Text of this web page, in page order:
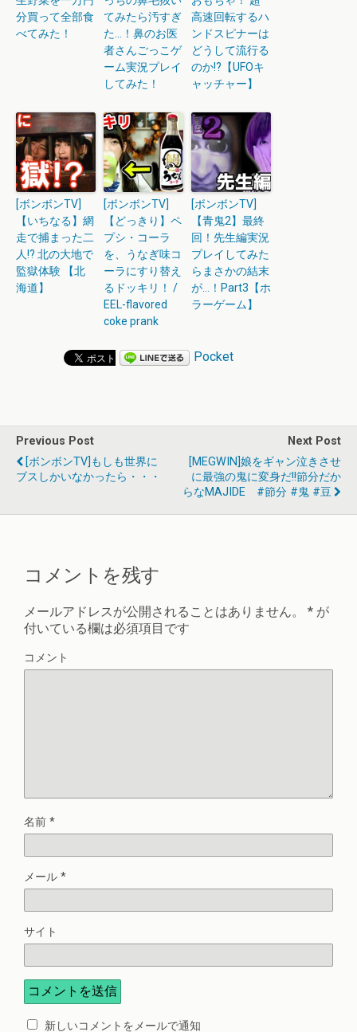
分買って全部食
べてみた！
てみたら汚すぎ
た…！鼻のお医
者さんごっこゲ
ーム実況プレイ
してみた！
高速回転するハ
ンドスピナーは
どうして流行る
のか!?【UFOキ
ャッチャー】
[ボンボンTV]
【いちなる】網
走で捕まった二
人!? 北の大地で
監獄体験 【北
海道】
[ボンボンTV]
【どっきり】ペ
プシ・コーラ
を、うなぎ味コ
ーラにすり替え
るドッキリ！ /
EEL-flavored
coke prank
[ボンボンTV]
【青鬼2】最終
回！先生編実況
プレイしてみた
らまさかの結末
が…！Part3【ホ
ラーゲーム】
Pocket
Previous Post
[ボンボンTV]もしも世界に
ブスしかいなかったら・・・
Next Post
[MEGWIN]娘をギャン泣きさせ
に最強の鬼に変身だ!!節分だか
らなMAJIDE #節分 #鬼 #豆
コメントを残す
メールアドレスが公開されることはありません。 * が
付いている欄は必須項目です
コメント
名前 *
メール *
サイト
新しいコメントをメールで通知